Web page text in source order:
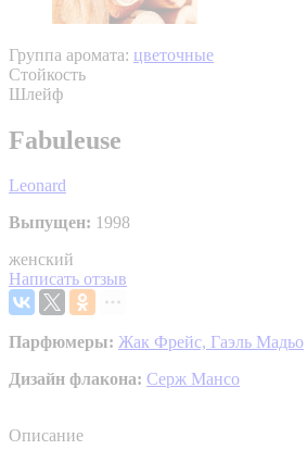
Группа аромата: цветочные
Стойкость
Шлейф
Fabuleuse
Leonard
Выпущен: 1998
женский
Написать отзыв
Парфюмеры: Жак Фрейс, Гаэль Мадьо
Дизайн флакона: Серж Мансо
Описание